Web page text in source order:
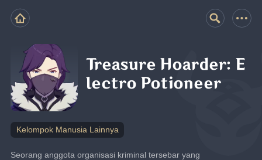
Treasure Hoarder: E
lectro Potioneer
Kelompok Manusia Lainnya
Seorang anggota organisasi kriminal tersebar yang